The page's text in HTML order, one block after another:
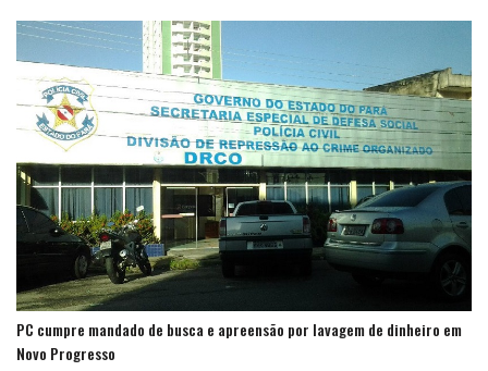
PC cumpre mandado de busca e apreensão por lavagem de dinheiro em
Novo Progresso